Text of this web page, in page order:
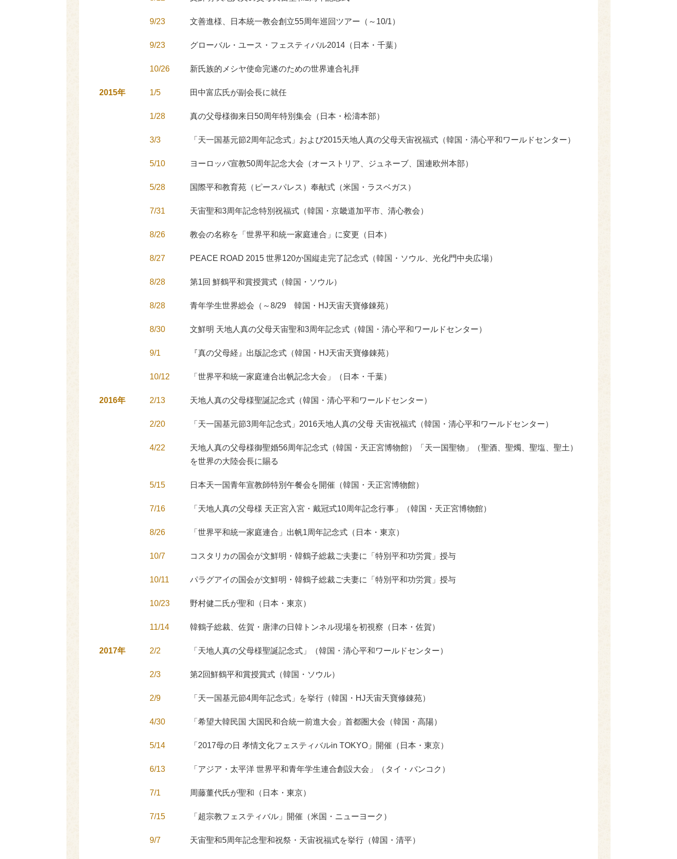
9/23 文善進様、日本統一教会創立55周年巡回ツアー（～10/1）
9/23 グローバル・ユース・フェスティバル2014（日本・千葉）
10/26 新氏族的メシヤ使命完遂のための世界連合礼拝
2015年 1/5 田中富広氏が副会長に就任
1/28 真の父母様御来日50周年特別集会（日本・松濤本部）
3/3 「天一国基元節2周年記念式」および2015天地人真の父母天宙祝福式（韓国・清心平和ワールドセンター）
5/10 ヨーロッパ宣教50周年記念大会（オーストリア、ジュネーブ、国連欧州本部）
5/28 国際平和教育苑（ピースパレス）奉献式（米国・ラスベガス）
7/31 天宙聖和3周年記念特別祝福式（韓国・京畿道加平市、清心教会）
8/26 教会の名称を「世界平和統一家庭連合」に変更（日本）
8/27 PEACE ROAD 2015 世界120か国縦走完了記念式（韓国・ソウル、光化門中央広場）
8/28 第1回 鮮鶴平和賞授賞式（韓国・ソウル）
8/28 青年学生世界総会（～8/29 韓国・HJ天宙天寶修錬苑）
8/30 文鮮明 天地人真の父母天宙聖和3周年記念式（韓国・清心平和ワールドセンター）
9/1 『真の父母経』出版記念式（韓国・HJ天宙天寶修錬苑）
10/12 「世界平和統一家庭連合出帆記念大会」（日本・千葉）
2016年 2/13 天地人真の父母様聖誕記念式（韓国・清心平和ワールドセンター）
2/20 「天一国基元節3周年記念式」2016天地人真の父母 天宙祝福式（韓国・清心平和ワールドセンター）
4/22
天地人真の父母様御聖婚56周年記念式（韓国・天正宮博物館）「天一国聖物」（聖酒、聖燭、聖塩、聖土）
を世界の大陸会長に賜る
5/15 日本天一国青年宣教師特別午餐会を開催（韓国・天正宮博物館）
7/16 「天地人真の父母様 天正宮入宮・戴冠式10周年記念行事」（韓国・天正宮博物館）
8/26 「世界平和統一家庭連合」出帆1周年記念式（日本・東京）
10/7 コスタリカの国会が文鮮明・韓鶴子総裁ご夫妻に「特別平和功労賞」授与
10/11 パラグアイの国会が文鮮明・韓鶴子総裁ご夫妻に「特別平和功労賞」授与
10/23 野村健二氏が聖和（日本・東京）
11/14 韓鶴子総裁、佐賀・唐津の日韓トンネル現場を初視察（日本・佐賀）
2017年 2/2 「天地人真の父母様聖誕記念式」（韓国・清心平和ワールドセンター）
2/3 第2回鮮鶴平和賞授賞式（韓国・ソウル）
2/9 「天一国基元節4周年記念式」を挙行（韓国・HJ天宙天寶修錬苑）
4/30 「希望大韓民国 大国民和合統一前進大会」首都圏大会（韓国・高陽）
5/14 「2017母の日 孝情文化フェスティバルin TOKYO」開催（日本・東京）
6/13 「アジア・太平洋 世界平和青年学生連合創設大会」（タイ・バンコク）
7/1 周藤董代氏が聖和（日本・東京）
7/15 「超宗教フェスティバル」開催（米国・ニューヨーク）
9/7 天宙聖和5周年記念聖和祝祭・天宙祝福式を挙行（韓国・清平）